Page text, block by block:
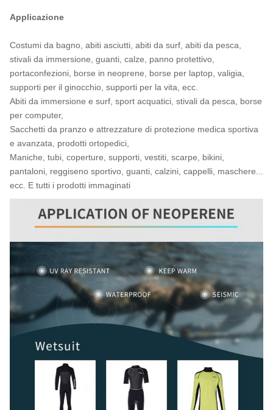
Applicazione
Costumi da bagno, abiti asciutti, abiti da surf, abiti da pesca,
stivali da immersione, guanti, calze, panno protettivo,
portaconfezioni, borse in neoprene, borse per laptop, valigia,
supporti per il ginocchio, supporti per la vita, ecc.
Abiti da immersione e surf, sport acquatici, stivali da pesca, borse
per computer,
Sacchetti da pranzo e attrezzature di protezione medica sportiva
e avanzata, prodotti ortopedici,
Maniche, tubi, coperture, supporti, vestiti, scarpe, bikini,
pantaloni, reggiseno sportivo, guanti, calzini, cappelli, maschere...
ecc. E tutti i prodotti immaginati